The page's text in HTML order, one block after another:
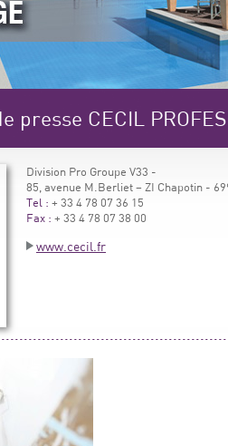
presse CECIL
Division Pro Groupe V33 -
85, avenue M.Berliet – ZI Chapotin -
Tel : + 33 4 78 07 36 15
Fax : + 33 4 78 07 38 00
www.cecil.fr